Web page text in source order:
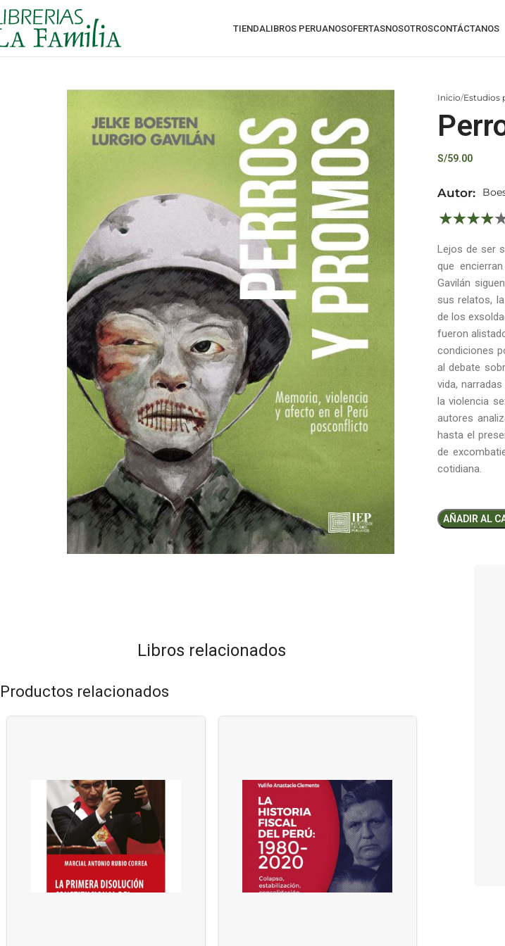
TIENDALIBROS PERUANOSOFERTASNOSOTROSCONTÁCTANOS
Inicio Estudios
S/59.00
Autor:
Lejos de ser
que
Gavilán
sus relatos,
de los
fueron
condiciones
al debate
vida,
la violencia
autores
hasta el
de
cotidiana.
AÑADIR AL
Libros relacionados
Productos relacionados